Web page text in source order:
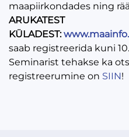
maapiirkondades ning
ARUKATEST
KÜLADEST:
saab registreerida kuni
Seminarist tehakse ka
registreerumine on SIIN!